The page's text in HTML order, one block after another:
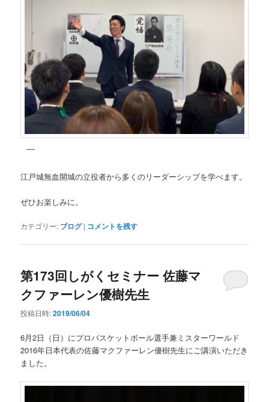
江戸城無血開城の立役者から多くのリーダーシップを学べます。
ぜひお楽しみに。
カテゴリー: ブログ | コメントを残す
第173回しがくセミナー 佐藤マ
クファーレン優樹先生
投稿日時:2019/06/04
6月2日（日）にプロバスケットボール選手兼ミスターワールド
2016年日本代表の佐藤マクファーレン優樹先生にご講演いただき
ました。